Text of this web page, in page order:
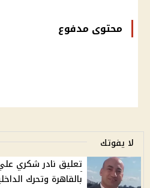
محتوى مدفوع
لا يفوتك
تعليق نادر شكري
بالقاهرة وتحرك